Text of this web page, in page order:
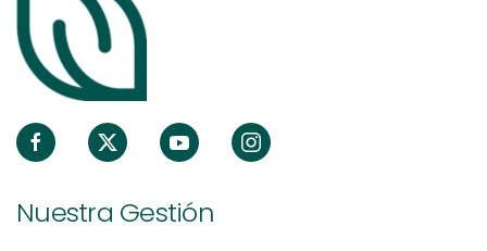
Nuestra Gestión